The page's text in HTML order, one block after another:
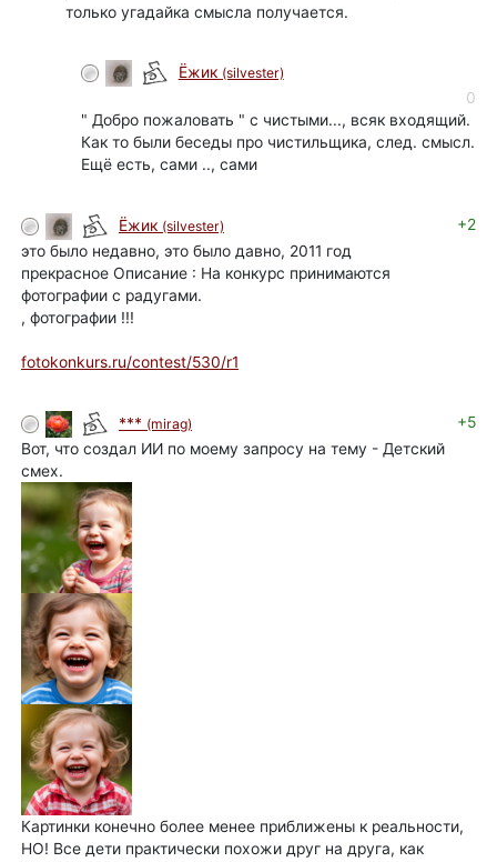
только угадайка смысла получается.
Ёжик (silvester)
0
" Добро пожаловать " с чистыми..., всяк входящий.
Как то были беседы про чистильщика, след. смысл.
Ещё есть, сами .., сами
Ёжик (silvester)
+2
это было недавно, это было давно, 2011 год
прекрасное Описание : На конкурс принимаются
фотографии с радугами.
, фотографии !!!
fotokonkurs.ru/contest/530/r1
*** (mirag)
+5
Вот, что создал ИИ по моему запросу на тему - Детский
смех.
Картинки конечно более менее приближены к реальности,
НО! Все дети практически похожи друг на друга, как